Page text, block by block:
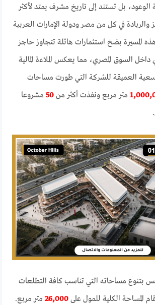
بل تستند إلى تاريخ مشرف يمتد لأكثر
والريادة في كل من مصر ودولة الإمارات العربية
المسيرة بضخ استثمارات هائلة تتجاوز حاجز
السوق المصري، مما يعكس الملاءة المالية
العميقة للشركة التي طورت مساحات
متر مربع ونفذت أكثر من50 مشروعا
بتنوع مساحاته التي تناسب كافة التطلعات
المساحة الكلية للمول على26,000 متر مربع.